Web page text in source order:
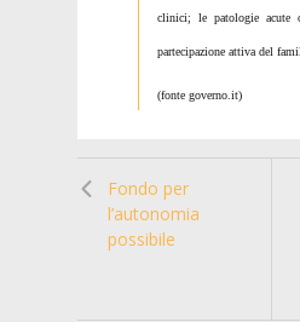
clinici; le patologie acute
partecipazione attiva del
(fonte governo.it)
Fondo per
l’autonomia
possibile